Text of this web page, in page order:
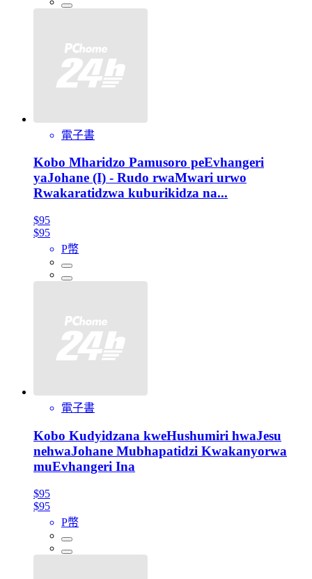
電子書
Kobo Mharidzo Pamusoro peEvhangeri
yaJohane (I) - Rudo rwaMwari urwo
Rwakaratidzwa kuburikidza na...
$95
$95
P幣
電子書
Kobo Kudyidzana kweHushumiri hwaJesu
nehwaJohane Mubhapatidzi Kwakanyorwa
muEvhangeri Ina
$95
$95
P幣